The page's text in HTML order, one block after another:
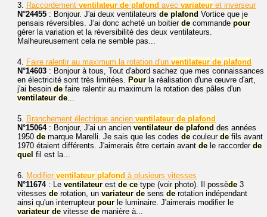
3. Raccordement ventilateur de plafond avec variateur et inverseur
N°24455 : Bonjour. J'ai deux ventilateurs de plafond Vortice que je
pensais réversibles. J'ai donc acheté un boitier de commande pour
gérer la variation et la réversibilité des deux ventilateurs.
Malheureusement cela ne semble pas...
4. Faire ralentir au maximum la rotation d'un ventilateur de plafond
N°14603 : Bonjour à tous, Tout d'abord sachez que mes connaissances
en électricité sont très limitées. Pour la réalisation d'une œuvre d'art,
j'ai besoin de faire ralentir au maximum la rotation des pâles d'un
ventilateur de...
5. Branchement électrique ancien ventilateur de plafond
N°15064: Bonjour, J'ai un ancien ventilateur de plafond des années
1950 de marque Marelli. Je sais que les codes de couleur de fils avant
1970 étaient différents. J'aimerais être certain avant de le raccorder de
quel fil est la...
6. Modifier ventilateur plafond à plusieurs vitesses
N°11674: Le ventilateur est de ce type (voir photo). Il possède 3
vitesses de rotation, un variateur de sens de rotation indépendant
ainsi qu'un interrupteur pour le luminaire. J'aimerais modifier le
variateur de vitesse de manière à...